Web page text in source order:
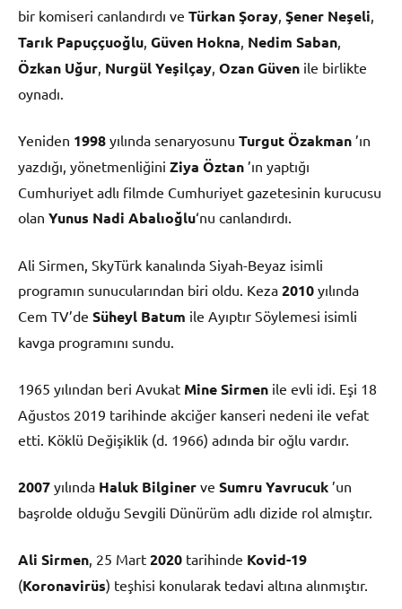
bir komiseri canlandırdı ve Türkan Şoray Şener Neşeli
Tarık Papuççuoğlu Güven Hokna Nedim Saban
Özkan Uğur Nurgül Yeşilçay Ozan Güven ile birlikte
oynadı.
Yeniden 1998 yılında senaryosunu Turgut Özakman ’ın
yazdığı, yönetmenliğini Ziya Öztan ’ın yaptığı
Cumhuriyet adlı filmde Cumhuriyet gazetesinin kurucusu
olan Yunus Nadi Abalıoğlu‘nu canlandırdı.
Ali Sirmen, SkyTürk kanalında Siyah-Beyaz isimli
programın sunucularından biri oldu. Keza 2010 yılında
Cem TV’de Süheyl Batum ile Ayıptır Söylemesi isimli
kavga programını sundu.
1965 yılından beri Avukat Mine Sirmen ile evli idi. Eşi 18
Ağustos 2019 tarihinde akciğer kanseri nedeni ile vefat
etti. Köklü Değişiklik (d. 1966) adında bir oğlu vardır.
2007 yılında Haluk Bilginer ve Sumru Yavrucuk ’un
başrolde olduğu Sevgili Dünürüm adlı dizide rol almıştır.
Ali Sirmen , 25 Mart 2020 tarihinde Kovid-19
(Koronavirüs) teşhisi konularak tedavi altına alınmıştır.